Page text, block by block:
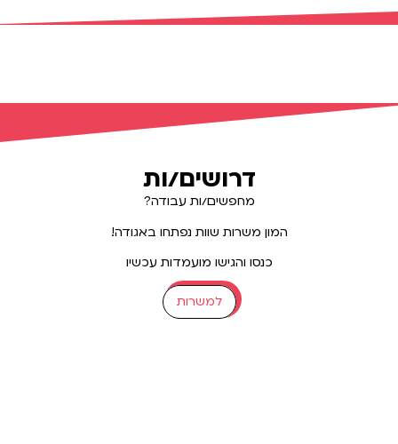
משרתי/
דרושים/ות
מחפשים/ות עבודה?
המון משרות שוות נפתחו באגודה!
כנסו והגישו מועמדות עכשיו
למשרות